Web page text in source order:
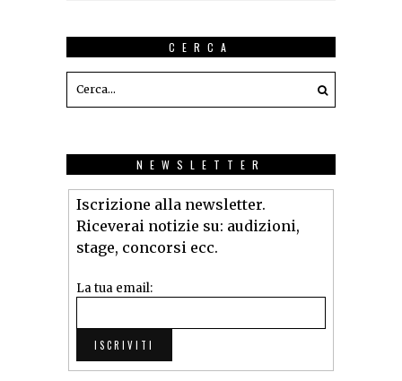
CERCA
NEWSLETTER
Iscrizione alla newsletter.
Riceverai notizie su: audizioni,
stage, concorsi ecc.
La tua email: